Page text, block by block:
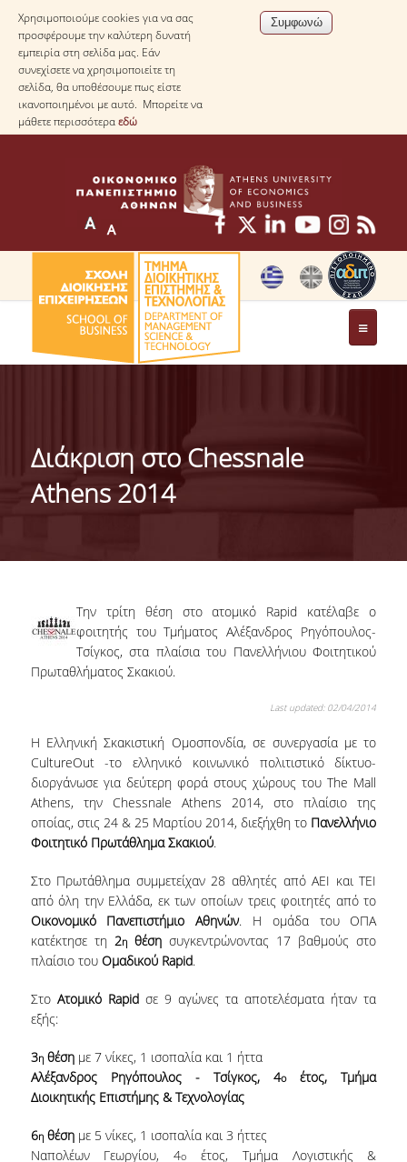
Χρησιμοποιούμε cookies για να σας
προσφέρουμε την καλύτερη δυνατή
εμπειρία στη σελίδα μας. Εάν
συνεχίσετε να χρησιμοποιείτε τη
σελίδα, θα υποθέσουμε πως είστε
ικανοποιημένοι με αυτό. Μπορείτε να
μάθετε περισσότεραεδώ
ΤΟ ΤΜΗΜΑ
ΤΑΥΤΟΤΗΤΑ ΤΟΥ ΤΜΗΜΑΤΟΣ
ΑΠΟΣΤΟΛΗ ΤΟΥ ΤΜΗΜΑΤΟΣ
TESTIMONIALS ΔΙΑΚΡΙΣΕΩΝ
ΕΠΑΓΓΕΛΜΑΤΙΚΕΣ ΠΡΟΟΠΤΙΚΕΣ
ΠΡΟΓΡΑΜΜΑ ΥΠΟΤΡΟΦΙΩΝ
ΚΡΙΤΗΡΙΑ ΚΑΙ ΔΙΑΔΙΚΑΣΙΑ ΕΠΙΛΟΓΗΣ
ΕΡΓΑΣΤΗΡΙΑΚΗ ΥΠΟΔΟΜΗ
NEWSLETTERS
TESTIMONIALS
ΒΡΑΒΕΙΑ ΕΞΑΙΡΕΤΙΚΗΣ ΕΠΙΔΟΣΗΣ ΣΤΗ
ΔΙΔΑΣΚΑΛΙΑ
ΜΕΛΗ ΔΕΠ
ΕΠΙΤΙΜΟΙ ΔΙΔΑΚΤΟΡΕΣ
ΕΠΙΣΚΕΠΤΕΣ ΚΑΘΗΓΗΤΕΣ
Διάκριση στο Chessnale
Athens 2014
Την τρίτη θέση στο ατομικό Rapid κατέλαβε ο
φοιτητής του Τμήματος Αλέξανδρος Ρηγόπουλος-
Τσίγκος, στα πλαίσια του Πανελλήνιου Φοιτητικού
Πρωταθλήματος Σκακιού.
Last updated: 02/04/2014
Η Ελληνική Σκακιστική Ομοσπονδία, σε συνεργασία με το
CultureOut -το ελληνικό κοινωνικό πολιτιστικό δίκτυο-
διοργάνωσε για δεύτερη φορά στους χώρους του The Mall
Athens, την Chessnale Athens 2014, στο πλαίσιο της
οποίας, στις 24 & 25 Μαρτίου 2014, διεξήχθη το Πανελλήνιο
Φοιτητικό Πρωτάθλημα Σκακιού.
Στο Πρωτάθλημα συμμετείχαν 28 αθλητές από ΑΕΙ και ΤΕΙ
από όλη την Ελλάδα, εκ των οποίων τρεις φοιτητές από το
Οικονομικό Πανεπιστήμιο Αθηνών. Η ομάδα του ΟΠΑ
κατέκτησε τη 2ηθέσησυγκεντρώνοντας 17 βαθμούς στο
πλαίσιο του Ομαδικού Rapid.
Στο Ατομικό Rapidσε 9 αγώνες τα αποτελέσματα ήταν τα
εξής:
3ηθέσημε 7 νίκες, 1 ισοπαλία και 1 ήττα
Αλέξανδρος Ρηγόπουλος - Τσίγκος, 4οέτος, Τμήμα
Διοικητικής Επιστήμης & Τεχνολογίας
6ηθέσημε 5 νίκες, 1 ισοπαλία και 3 ήττες
Ναπολέων Γεωργίου, 4ο
έτος, Τμήμα Λογιστικής &